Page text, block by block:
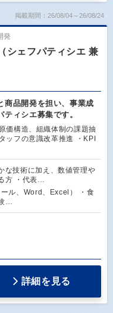
掲載期間：26/08/04～26/08/24
発
シェフパティシエ 兼
商品開発を担い、事業成
ィシエ募集です。
価構造、組織体制の課題抽
ッフの意識改革推進 ・KPI
な技術に加え、数値管理や
方 ・代表…
ール、Word、Excel） ・食
…
詳細を見る